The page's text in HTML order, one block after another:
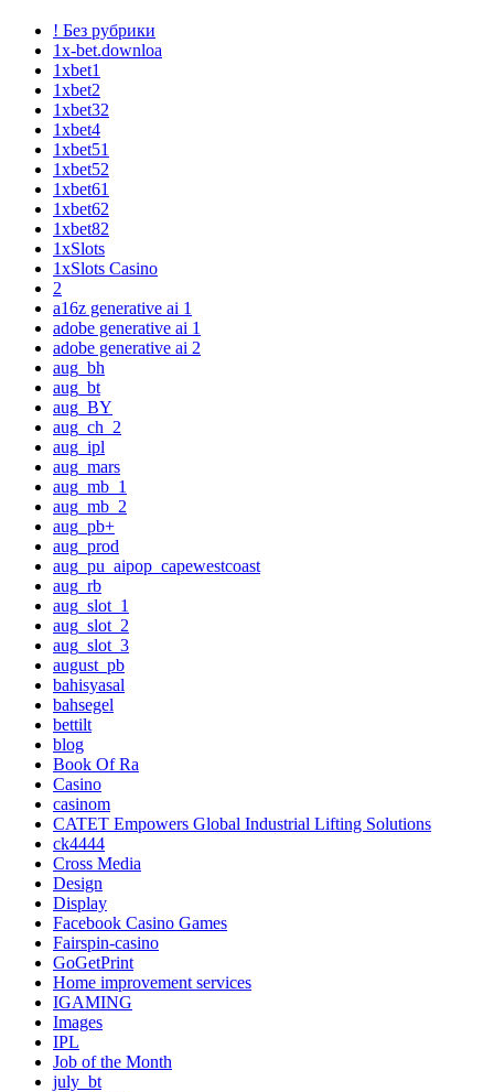
! Без рубрики
1x-bet.downloa
1xbet1
1xbet2
1xbet32
1xbet4
1xbet51
1xbet52
1xbet61
1xbet62
1xbet82
1xSlots
1xSlots Casino
2
a16z generative ai 1
adobe generative ai 1
adobe generative ai 2
aug_bh
aug_bt
aug_BY
aug_ch_2
aug_ipl
aug_mars
aug_mb_1
aug_mb_2
aug_pb+
aug_prod
aug_pu_aipop_capewestcoast
aug_rb
aug_slot_1
aug_slot_2
aug_slot_3
august_pb
bahisyasal
bahsegel
bettilt
blog
Book Of Ra
Casino
casinom
CATET Empowers Global Industrial Lifting Solutions
ck4444
Cross Media
Design
Display
Facebook Casino Games
Fairspin-casino
GoGetPrint
Home improvement services
IGAMING
Images
IPL
Job of the Month
july_bt